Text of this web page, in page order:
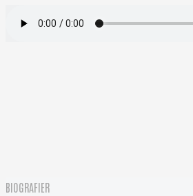
BIOGRAFIER